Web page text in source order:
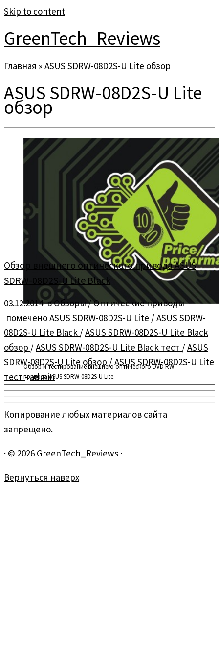
Skip to content
GreenTech_Reviews
Главная » ASUS SDRW-08D2S-U Lite обзор
ASUS SDRW-08D2S-U Lite
обзор
Обзор и тестирование внешнего оптического DVD RW
привода ASUS SDRW-08D2S-U Lite.
Обзор внешнего оптического привода ASUS
SDRW-08D2S-U Lite Black
03.12.2014вОбзоры/Оптические приводы
помеченоASUS SDRW-08D2S-U Lite /ASUS SDRW-
08D2S-U Lite Black /ASUS SDRW-08D2S-U Lite Black
обзор /ASUS SDRW-08D2S-U Lite Black тест /ASUS
SDRW-08D2S-U Lite обзор /ASUS SDRW-08D2S-U Lite
тест-admin
Копирование любых материалов сайта
запрещено.
· © 2026 GreenTech_Reviews ·
Вернуться наверх